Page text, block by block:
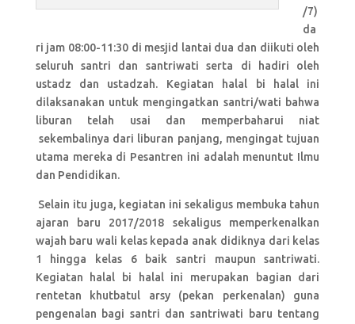
/7)
da
ri jam 08:00-11:30 di mesjid lantai dua dan diikuti oleh
seluruh santri dan santriwati serta di hadiri oleh
ustadz dan ustadzah. Kegiatan halal bi halal ini
dilaksanakan untuk mengingatkan santri/wati bahwa
liburan telah usai dan memperbaharui niat
sekembalinya dari liburan panjang, mengingat tujuan
utama mereka di Pesantren ini adalah menuntut Ilmu
dan Pendidikan.
Selain itu juga, kegiatan ini sekaligus membuka tahun
ajaran baru 2017/2018 sekaligus memperkenalkan
wajah baru wali kelas kepada anak didiknya dari kelas
1 hingga kelas 6 baik santri maupun santriwati.
Kegiatan halal bi halal ini merupakan bagian dari
rentetan khutbatul arsy (pekan perkenalan) guna
pengenalan bagi santri dan santriwati baru tentang